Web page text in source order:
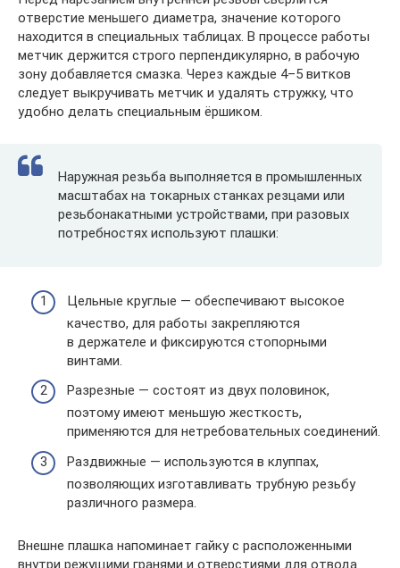
отверстие меньшего диаметра, значение которого
находится в специальных таблицах. В процессе работы
метчик держится строго перпендикулярно, в рабочую
зону добавляется смазка. Через каждые 4–5 витков
следует выкручивать метчик и удалять стружку, что
удобно делать специальным ёршиком.
Наружная резьба выполняется в промышленных
масштабах на токарных станках резцами или
резьбонакатными устройствами, при разовых
потребностях используют плашки:
Цельные круглые — обеспечивают высокое
качество, для работы закрепляются
в держателе и фиксируются стопорными
винтами.
Разрезные — состоят из двух половинок,
поэтому имеют меньшую жесткость,
применяются для нетребовательных соединений.
Раздвижные — используются в клуппах,
позволяющих изготавливать трубную резьбу
различного размера.
Внешне плашка напоминает гайку с расположенными
внутри режущими гранями и отверстиями для отвода